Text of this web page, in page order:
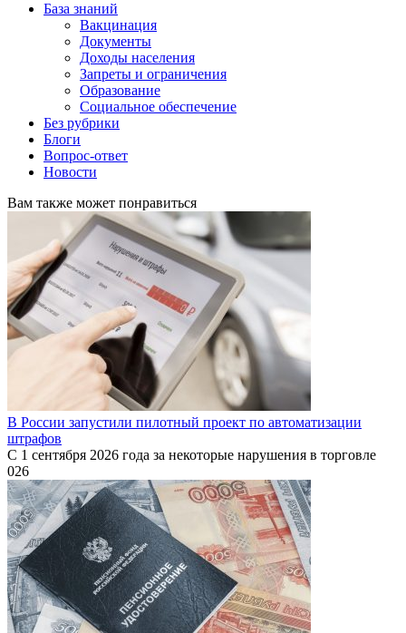
База знаний
Вакцинация
Документы
Доходы населения
Запреты и ограничения
Образование
Социальное обеспечение
Без рубрики
Блоги
Вопрос-ответ
Новости
Вам также может понравиться
В России запустили пилотный проект по автоматизации
штрафов
С 1 сентября 2026 года за некоторые нарушения в торговле
026